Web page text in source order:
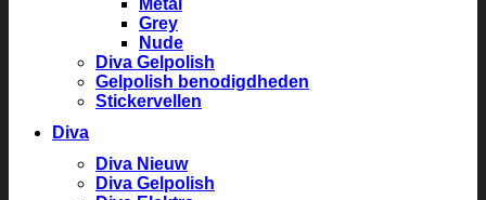
Metal
Grey
Nude
Diva Gelpolish
Gelpolish benodigdheden
Stickervellen
Diva
Diva Nieuw
Diva Gelpolish